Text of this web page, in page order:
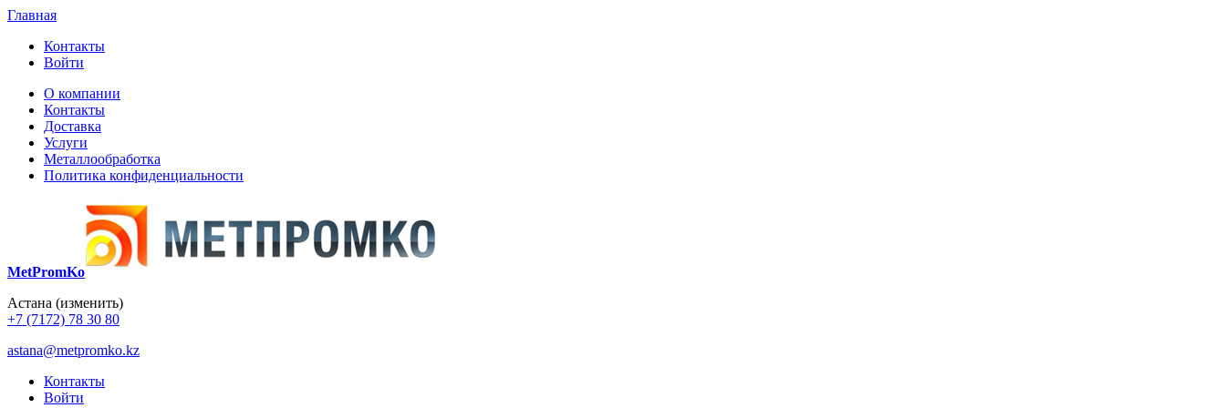
Главная
Контакты
Войти
О компании
Контакты
Доставка
Услуги
Металлообработка
Политика конфиденциальности
MetPromKo
Астана (изменить)
+7 (7172) 78 30 80
astana@metpromko.kz
Контакты
Войти